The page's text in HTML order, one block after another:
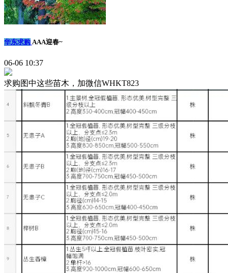
华东求购 AAA迎春~
06-06 10:37
求购图中这些苗木，加微信WHKT823